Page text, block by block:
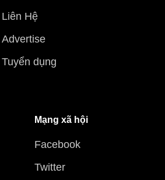
Liên Hệ
Advertise
Tuyển dụng
Mạng xã hội
Facebook
Twitter